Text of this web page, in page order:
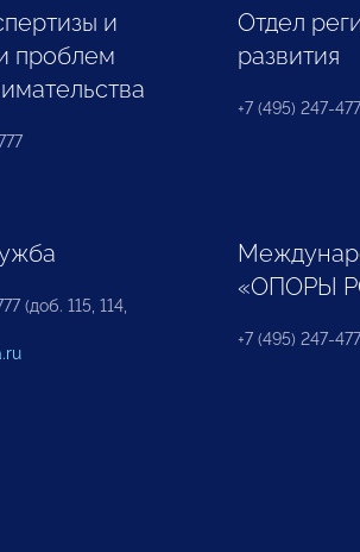
и
проблем
Отдел
развития
+7 (495) 247-
(доб. 115, 114,
«ОПОРЫ
+7 (495) 247-